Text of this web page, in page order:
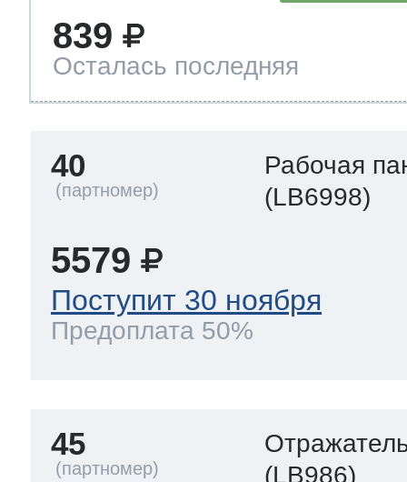
839
Осталась последняя
40
Рабочая
(LB6998)
5579
Поступит 30 ноября
Предоплата 50%
45
(LB986)